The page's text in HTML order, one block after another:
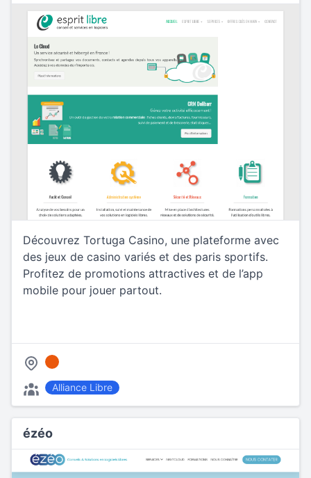
Découvrez Tortuga Casino, une plateforme avec
des jeux de casino variés et des paris sportifs.
Profitez de promotions attractives et de l’app
mobile pour jouer partout.
Alliance Libre
ézéo